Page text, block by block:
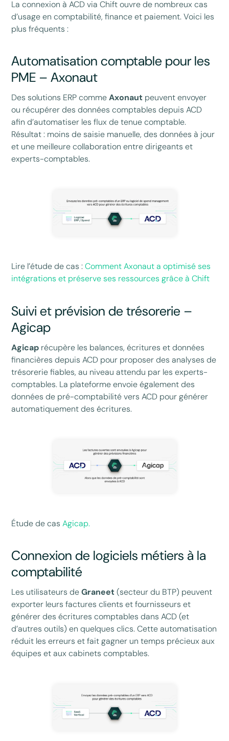
La connexion à ACD via Chift ouvre de nombreux cas
d’usage en comptabilité, finance et paiement. Voici les
plus fréquents :
Automatisation comptable pour les
PME – Axonaut
Des solutions ERP commeAxonaut peuvent envoyer
ou récupérer des données comptables depuis ACD
afin d’automatiser les flux de tenue comptable.
Résultat : moins de saisie manuelle, des données à jour
et une meilleure collaboration entre dirigeants et
experts-comptables.
Lire l’étude de cas :Comment Axonaut a optimisé ses
intégrations et préserve ses ressources grâce à Chift
Suivi et prévision de trésorerie –
Agicap
Agicap récupère les balances, écritures et données
financières depuis ACD pour proposer des analyses de
trésorerie fiables, au niveau attendu par les experts-
comptables. La plateforme envoie également des
données de pré-comptabilité vers ACD pour générer
automatiquement des écritures.
Étude de casAgicap.
Connexion de logiciels métiers à la
comptabilité
Les utilisateurs deGraneet(secteur du BTP) peuvent
exporter leurs factures clients et fournisseurs et
générer des écritures comptables dans ACD (et
d’autres outils) en quelques clics. Cette automatisation
réduit les erreurs et fait gagner un temps précieux aux
équipes et aux cabinets comptables.